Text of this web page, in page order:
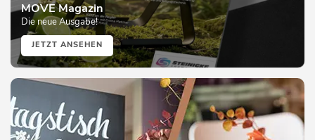
MOVE Magazin
Die neue Ausgabe!
JETZT ANSEHEN